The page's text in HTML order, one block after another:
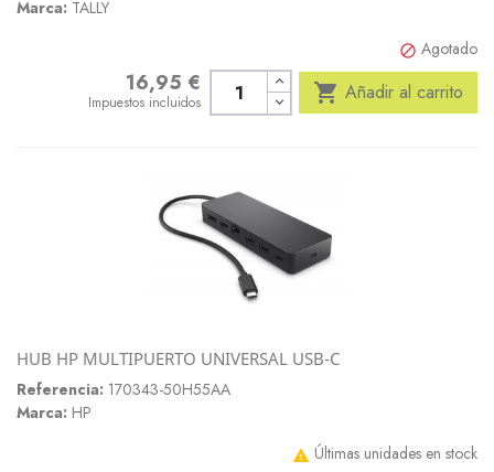
Marca: TALLY
 Agotado
Precio16,95 €
Impuestos incluidos  Añadir al carrito
HUB HP MULTIPUERTO UNIVERSAL USB-C
Referencia: 170343-50H55AA
Marca: HP
 Últimas unidades en stock